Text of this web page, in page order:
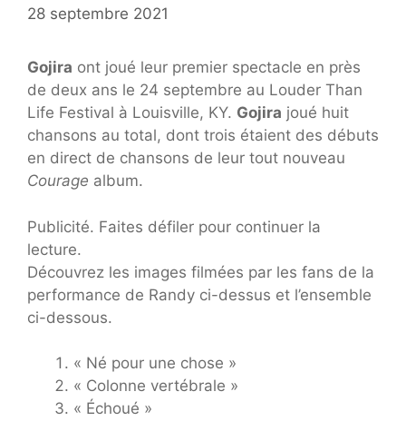
28 septembre 2021
Gojira ont joué leur premier spectacle en près
de deux ans le 24 septembre au Louder Than
Life Festival à Louisville, KY. Gojira joué huit
chansons au total, dont trois étaient des débuts
en direct de chansons de leur tout nouveau
Courage album.
Publicité. Faites défiler pour continuer la
lecture.
Découvrez les images filmées par les fans de la
performance de Randy ci-dessus et l’ensemble
ci-dessous.
« Né pour une chose »
« Colonne vertébrale »
« Échoué »